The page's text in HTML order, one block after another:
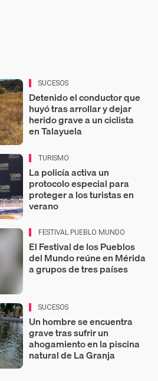
SUCESOS
Detenido el conductor que
huyó tras arrollar y dejar
herido grave a un ciclista
en Talayuela
TURISMO
La policía activa un
protocolo especial para
proteger a los turistas en
verano
FESTIVAL PUEBLO MUNDO
El Festival de los Pueblos
del Mundo reúne en Mérida
a grupos de tres países
SUCESOS
Un hombre se encuentra
grave tras sufrir un
ahogamiento en la piscina
natural de La Granja